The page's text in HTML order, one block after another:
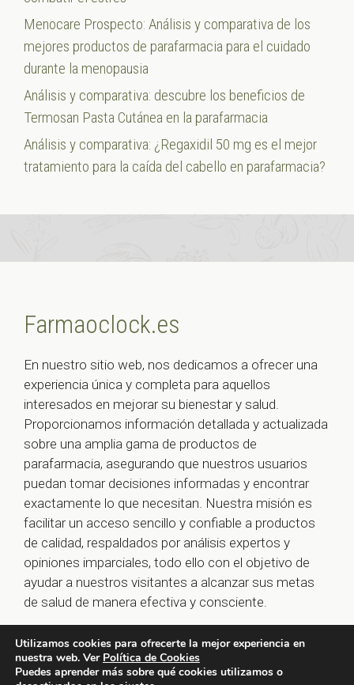
Menocare Prospecto: Análisis y comparativa de los
mejores productos de parafarmacia para el cuidado
durante la menopausia
Análisis y comparativa: descubre los beneficios de
Termosan Pasta Cutánea en la parafarmacia
Análisis y comparativa: ¿Regaxidil 50 mg es el mejor
tratamiento para la caída del cabello en parafarmacia?
Farmaoclock.es
En nuestro sitio web, nos dedicamos a ofrecer una
experiencia única y completa para aquellos
interesados en mejorar su bienestar y salud.
Proporcionamos información detallada y actualizada
sobre una amplia gama de productos de
parafarmacia, asegurando que nuestros usuarios
puedan tomar decisiones informadas y encontrar
exactamente lo que necesitan. Nuestra misión es
facilitar un acceso sencillo y confiable a productos
de calidad, respaldados por análisis expertos y
opiniones imparciales, todo ello con el objetivo de
ayudar a nuestros visitantes a alcanzar sus metas
de salud de manera efectiva y consciente.
© 2026 farmaoclock.es -Política de Privacidad y Aviso
Utilizamos cookies para ofrecerte la mejor experiencia en
nuestra web. Ver Política de Cookies
Puedes aprender más sobre qué cookies utilizamos o